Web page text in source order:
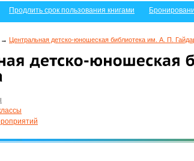
Продлить срок пользования книгами
→ Центральная детско-юношеская библиотека им. А. П.